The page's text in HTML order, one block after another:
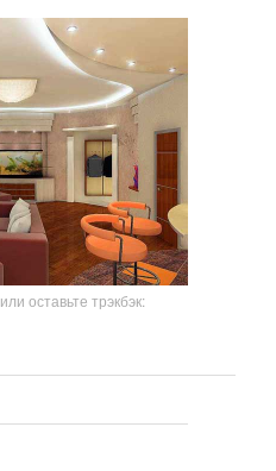
или оставьте трэкбэк: